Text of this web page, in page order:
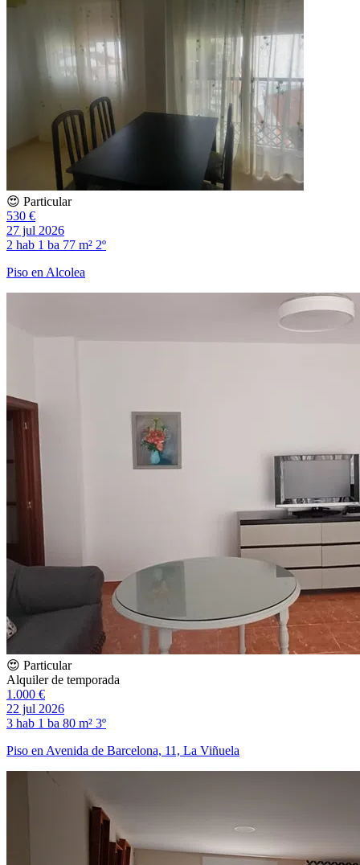
😍 Particular
530 €
27 jul 2026
2 hab 1 ba 77 m² 2º
Piso en Alcolea
😍 Particular
Alquiler de temporada
1.000 €
22 jul 2026
3 hab 1 ba 80 m² 3º
Piso en Avenida de Barcelona, 11, La Viñuela